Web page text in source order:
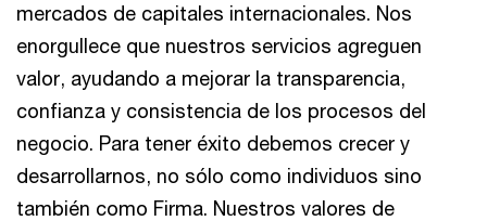
mercados de capitales internacionales. Nos
enorgullece que nuestros servicios agreguen
valor, ayudando a mejorar la transparencia,
confianza y consistencia de los procesos del
negocio. Para tener éxito debemos crecer y
desarrollarnos, no sólo como individuos sino
también como Firma. Nuestros valores de